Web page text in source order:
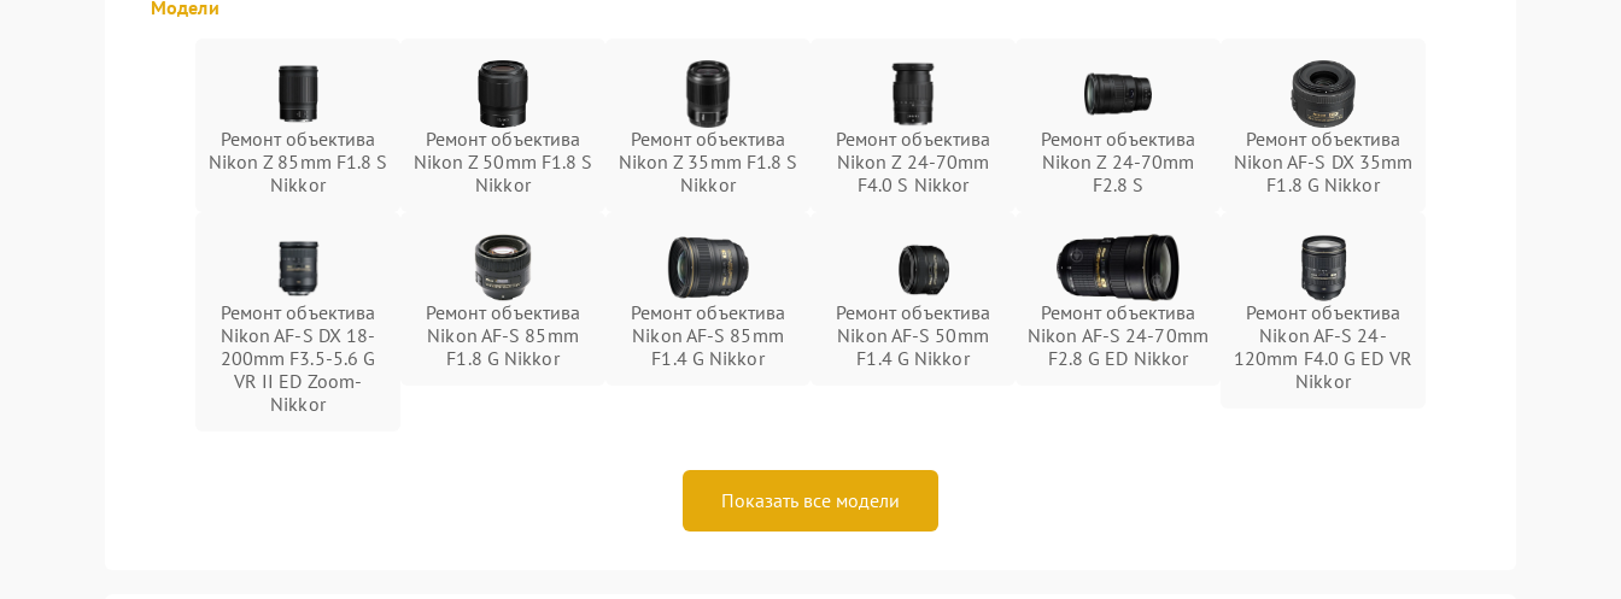
Модели
Ремонт объектива
Nikon Z 85mm F1.8 S
Nikkor
Ремонт объектива
Nikon Z 50mm F1.8 S
Nikkor
Ремонт объектива
Nikon Z 35mm F1.8 S
Nikkor
Ремонт объектива
Nikon Z 24-70mm
F4.0 S Nikkor
Ремонт объектива
Nikon Z 24-70mm
F2.8 S
Ремонт объектива
Nikon AF-S DX 35mm
F1.8 G Nikkor
Ремонт объектива
Nikon AF-S DX 18-
200mm F3.5-5.6 G
VR II ED Zoom-
Nikkor
Ремонт объектива
Nikon AF-S 85mm
F1.8 G Nikkor
Ремонт объектива
Nikon AF-S 85mm
F1.4 G Nikkor
Ремонт объектива
Nikon AF-S 50mm
F1.4 G Nikkor
Ремонт объектива
Nikon AF-S 24-70mm
F2.8 G ED Nikkor
Ремонт объектива
Nikon AF-S 24-
120mm F4.0 G ED VR
Nikkor
Показать все модели